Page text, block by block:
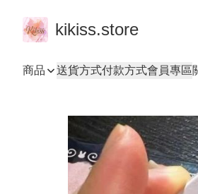
kikiss.store
商品 送貨方式付款方式會員專區